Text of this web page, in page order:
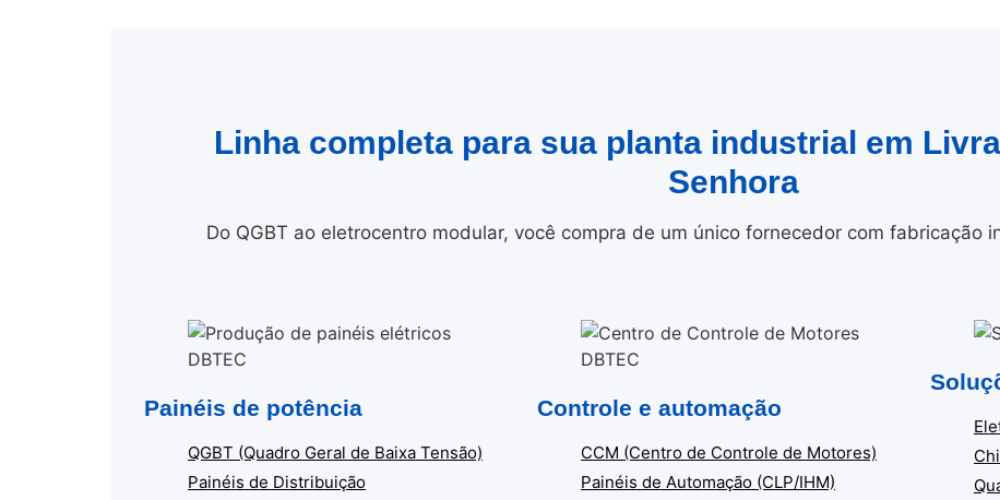
Linha completa para sua planta industrial em
Senhora
Do QGBT ao eletrocentro modular, você compra de um único fornecedor com fabricação
Painéis de potência
QGBT (Quadro Geral de Baixa Tensão)
Painéis de Distribuição
Controle e automação
CCM (Centro de Controle de Motores)
Painéis de Automação (CLP/IHM)